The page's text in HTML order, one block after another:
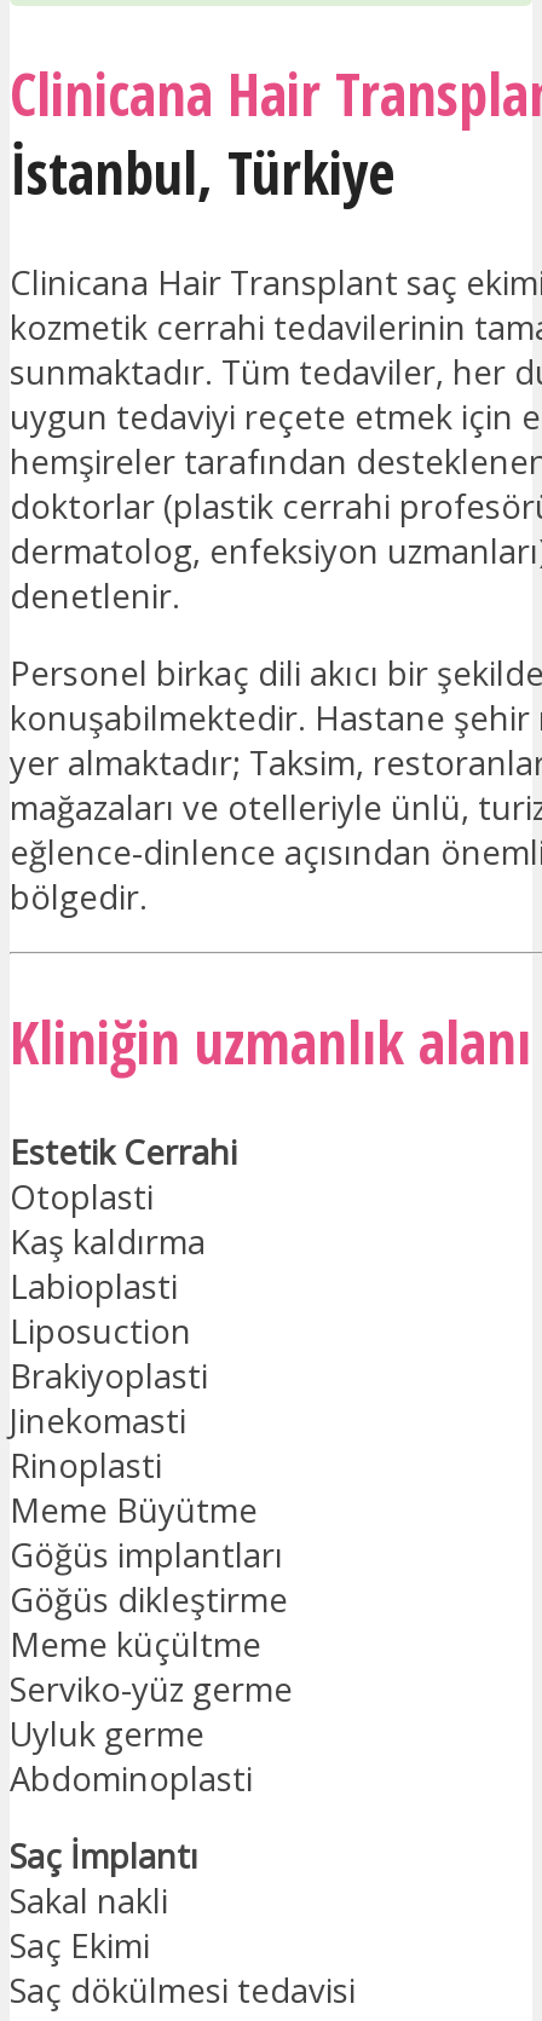
Clinicana Hair
İstanbul, Türkiye
Clinicana Hair Transplant saç
kozmetik cerrahi tedavilerinin
sunmaktadır. Tüm tedaviler, her
uygun tedaviyi reçete etmek için
hemşireler tarafından
doktorlar (plastik cerrahi
dermatolog, enfeksiyon
denetlenir.
Personel birkaç dili akıcı bir
konuşabilmektedir. Hastane şehir
yer almaktadır; Taksim,
mağazaları ve otelleriyle ünlü,
eğlence-dinlence açısından
bölgedir.
Kliniğin uzmanlık
Estetik Cerrahi
Otoplasti
Kaş kaldırma
Labioplasti
Liposuction
Brakiyoplasti
Jinekomasti
Rinoplasti
Meme Büyütme
Göğüs implantları
Göğüs dikleştirme
Meme küçültme
Serviko-yüz germe
Uyluk germe
Abdominoplasti
Saç İmplantı
Sakal nakli
Saç Ekimi
Saç dökülmesi tedavisi